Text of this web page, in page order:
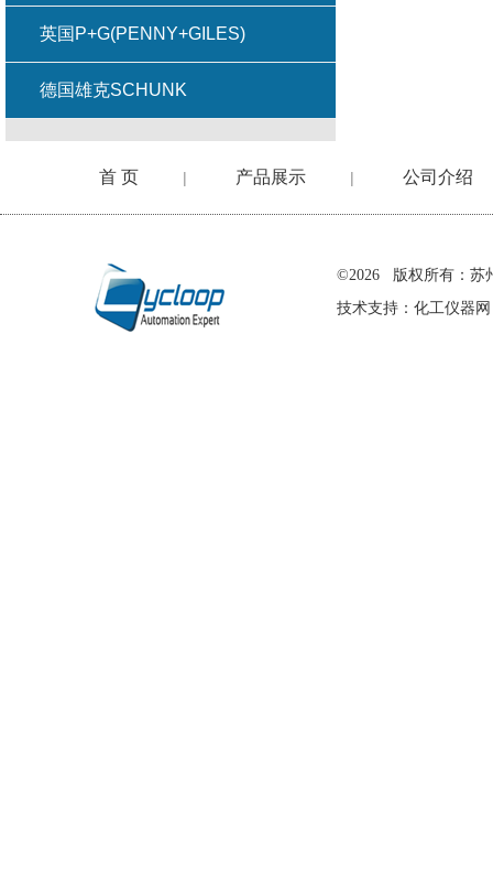
英国P+G(PENNY+GILES)
德国雄克SCHUNK
首 页 | 产品展示 | 公司介绍
©2026 版权所有：苏
技术支持： 化工仪器网